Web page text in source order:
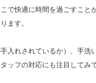
で快適に時間を過ごすこと
ます。
入れされているか）、手洗
ッフの対応にも注目してみ